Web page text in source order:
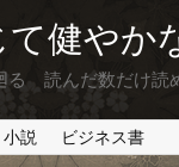
健やか
る 読んだ数だけ読
小説 ビジネス書